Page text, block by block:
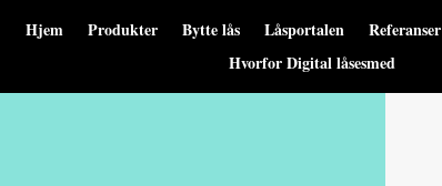
Hjem Produkter Bytte lås Låsportalen Referanser
Hvorfor Digital låsesmed